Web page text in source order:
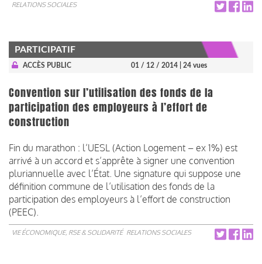
RELATIONS SOCIALES
PARTICIPATIF
ACCÈS PUBLIC 01 / 12 / 2014 | 24 vues
Convention sur l’utilisation des fonds de la
participation des employeurs à l’effort de
construction
Fin du marathon : l’UESL (Action Logement – ex 1%) est
arrivé à un accord et s’apprête à signer une convention
pluriannuelle avec l’État. Une signature qui suppose une
définition commune de l’utilisation des fonds de la
participation des employeurs à l’effort de construction
(PEEC).
VIE ÉCONOMIQUE, RSE & SOLIDARITÉ RELATIONS SOCIALES